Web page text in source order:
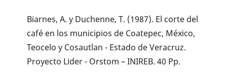
Biarnes, A. y Duchenne, T. (1987). El corte del
café en los municipios de Coatepec, México,
Teocelo y Cosautlan - Estado de Veracruz.
Proyecto Lider - Orstom – INIREB. 40 Pp.